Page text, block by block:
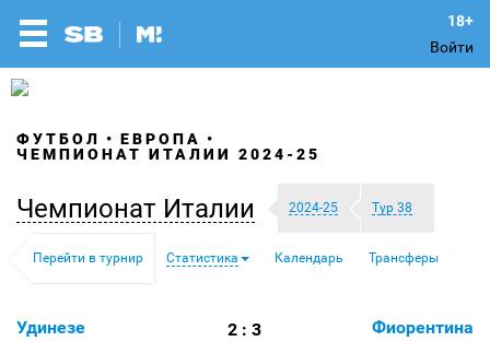
Войти
ФУТБОЛ
ЕВРОПА
ЧЕМПИОНАТ ИТАЛИИ 2024-25
Чемпионат Италии 2024-25 Тур 38
Перейти в турнир Статистика Календарь Трансферы
Удинезе 2 : 3 Фиорентина